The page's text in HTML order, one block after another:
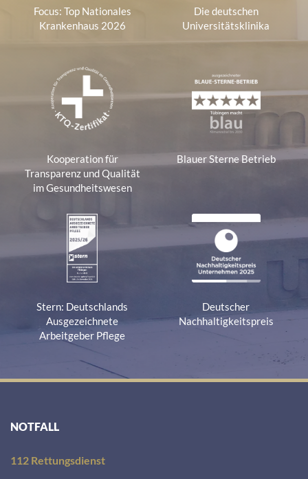
Focus: Top Nationales
Krankenhaus 2026
Die deutschen
Universitätsklinika
Kooperation für
Transparenz und Qualität
im Gesundheitswesen
Blauer Sterne Betrieb
Stern: Deutschlands
Ausgezeichnete
Arbeitgeber Pflege
Deutscher
Nachhaltigkeitspreis
NOTFALL
112 Rettungsdienst